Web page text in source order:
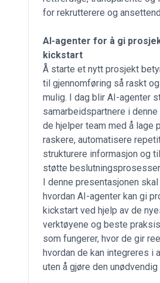
for rekrutterere og
AI-agenter for å gi
kickstart
Å starte et nytt prosjekt
til gjennomføring så raskt
mulig. I dag blir AI-agenter
samarbeidspartnere i
de hjelper team med å lage
raskere, automatisere
strukturere informasjon og
støtte
I denne presentasjonen
hvordan AI-agenter kan gi
kickstart ved hjelp av de
verktøyene og beste
som fungerer, hvor de gir
hvordan de kan integreres i
uten å gjøre den